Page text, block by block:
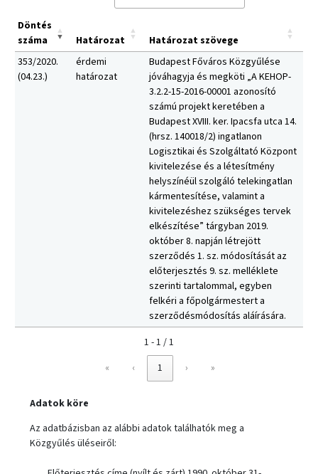
Döntés
száma
Határozat
Határozat szövege
353/2020.
(04.23.)
érdemi
határozat
Budapest Főváros Közgyűlése
jóváhagyja és megköti „A KEHOP-
3.2.2-15-2016-00001 azonosító
számú projekt keretében a
Budapest XVIII. ker. Ipacsfa utca 14.
(hrsz. 140018/2) ingatlanon
Logisztikai és Szolgáltató Központ
kivitelezése és a létesítmény
helyszínéül szolgáló telekingatlan
kármentesítése, valamint a
kivitelezéshez szükséges tervek
elkészítése” tárgyban 2019.
október 8. napján létrejött
szerződés 1. sz. módosítását az
előterjesztés 9. sz. melléklete
szerinti tartalommal, egyben
felkéri a főpolgármestert a
szerződésmódosítás aláírására.
1 - 1 / 1
«
‹ 1 › »
Adatok köre
Az adatbázisban az alábbi adatok találhatók meg a
Közgyűlés üléseiről: